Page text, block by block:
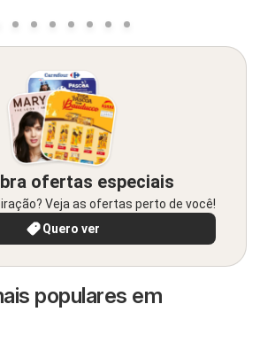
ofertas especiais
Veja as ofertas perto de você!
Quero ver
populares em